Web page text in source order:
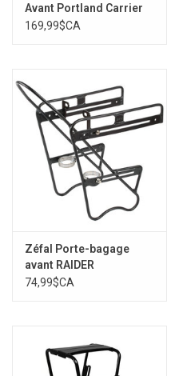
Avant Portland Carrier
169,99$CA
Zéfal Porte-bagage
avant RAIDER
74,99$CA